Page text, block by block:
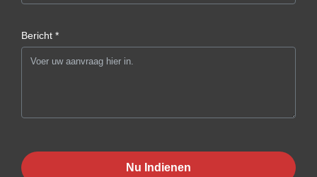
Bericht *
Nu Indienen